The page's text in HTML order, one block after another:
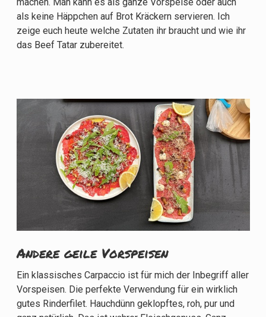
machen. Man kann es als ganze Vorspeise oder auch
als keine Häppchen auf Brot Kräckern servieren. Ich
zeige euch heute welche Zutaten ihr braucht und wie ihr
das Beef Tatar zubereitet.
Andere geile Vorspeisen
Ein klassisches Carpaccio ist für mich der Inbegriff aller
Vorspeisen. Die perfekte Verwendung für ein wirklich
gutes Rinderfilet. Hauchdünn geklopftes, roh, pur und